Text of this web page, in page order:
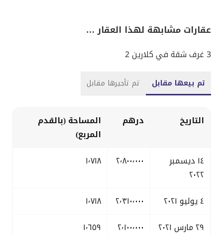
عقارات مشابهة لهذا العقار …
3 غرف شقة في كلارين 2
تم بيعها مقابل تم تأجيرها مقابل
التاريخ درهم
المساحة (بالقدم
المربع)
١٤ ديسمبر
٢٠٢٢
٢٬٨٠٠٬٠٠٠ ١٬٧١٨
٤ يوليو ٢٠٢١ ٢٬٣١٠٬٠٠٠
١٬٧١٨
٢٩ مارس ٢٠٢١
٢٬١٠٠٬٠٠٠
١٬٦٥٩